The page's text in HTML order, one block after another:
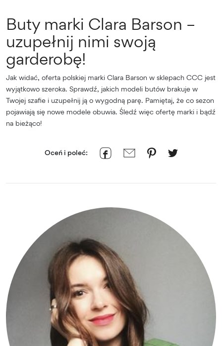
Buty marki Clara Barson –
uzupełnij nimi swoją
garderobę!
Jak widać, oferta polskiej marki Clara Barson w sklepach CCC jest
wyjątkowo szeroka. Sprawdź, jakich modeli butów brakuje w
Twojej szafie i uzupełnij ją o wygodną parę. Pamiętaj, że co sezon
pojawiają się nowe modele obuwia. Śledź więc ofertę marki i bądź
na bieżąco!
Oceń i poleć: